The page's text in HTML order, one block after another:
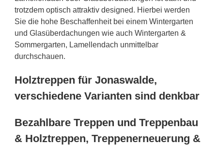
trotzdem optisch attraktiv designed. Hierbei werden
Sie die hohe Beschaffenheit bei einem Wintergarten
und Glasüberdachungen wie auch Wintergarten &
Sommergarten, Lamellendach unmittelbar
durchschauen.
Holztreppen für Jonaswalde,
verschiedene Varianten sind denkbar
Bezahlbare Treppen und Treppenbau
& Holztreppen, Treppenerneuerung &